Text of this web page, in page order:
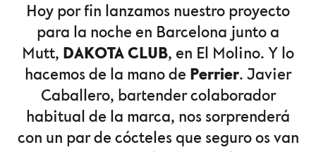
Hoy por fin lanzamos nuestro proyecto
para la noche en Barcelona junto a
Mutt, DAKOTA CLUB, en El Molino. Y lo
hacemos de la mano de Perrier. Javier
Caballero, bartender colaborador
habitual de la marca, nos sorprenderá
con un par de cócteles que seguro os van